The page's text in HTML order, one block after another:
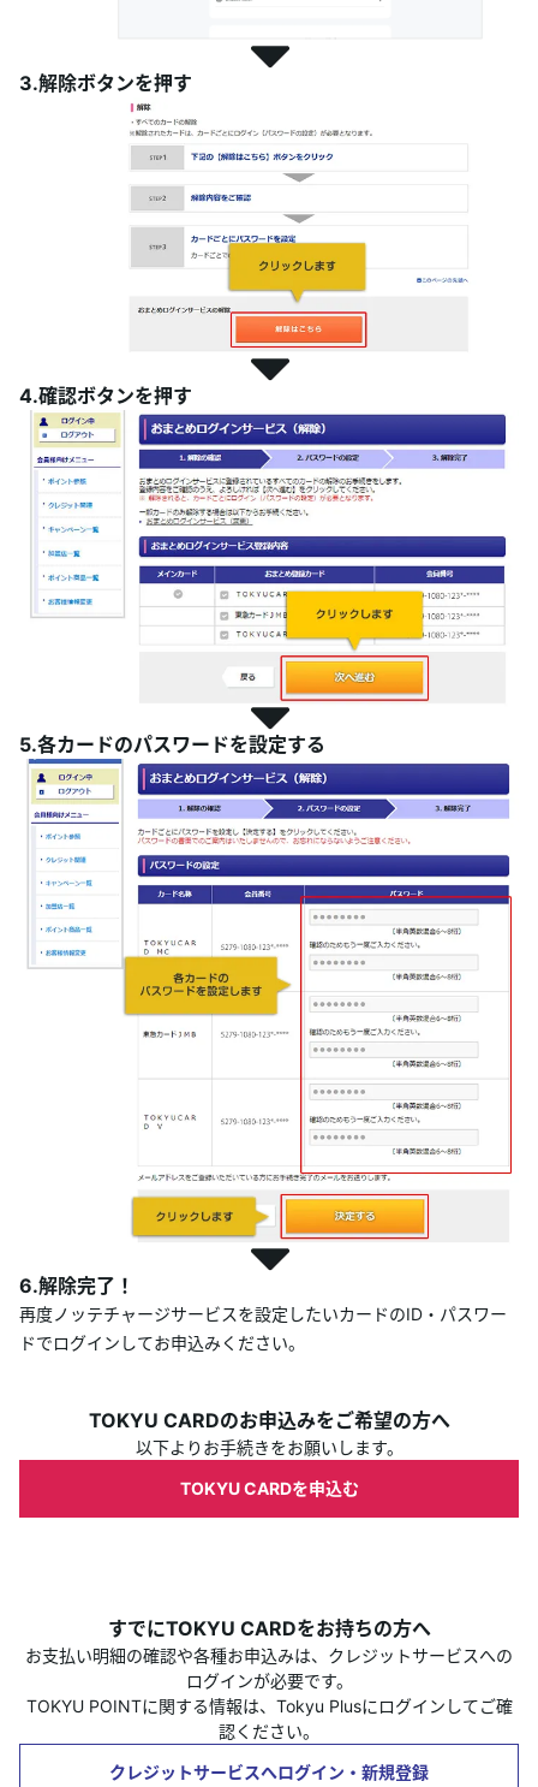
3.解除ボタンを押す
4.確認ボタンを押す
5.各カードのパスワードを設定する
6.解除完了！
再度ノッテチャージサービスを設定したいカードのID・パスワー
ドでログインしてお申込みください。
TOKYU CARDのお申込みをご希望の方へ
以下よりお手続きをお願いします。
TOKYU CARDを申込む
すでにTOKYU CARDをお持ちの方へ
お支払い明細の確認や各種お申込みは、クレジットサービスへの
ログインが必要です。
TOKYU POINTに関する情報は、Tokyu Plusにログインしてご確
認ください。
クレジットサービスへログイン・新規登録